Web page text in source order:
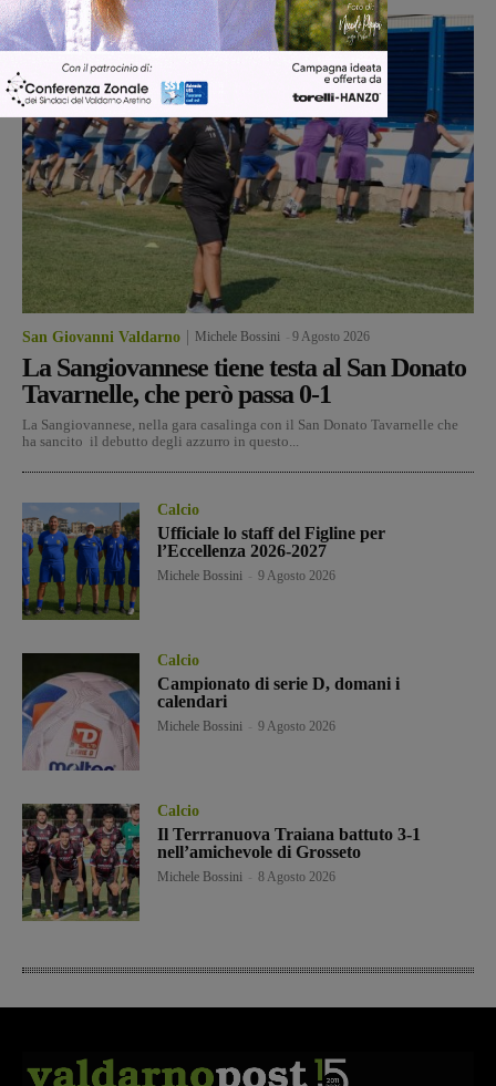
San Giovanni Valdarno Michele Bossini 9 Agosto 2026
La Sangiovannese tiene testa al San Donato
Tavarnelle, che però passa 0-1
La Sangiovannese, nella gara casalinga con il San Donato Tavarnelle che
ha sancito il debutto degli azzurro in questo...
Calcio
Ufficiale lo staff del Figline per
l’Eccellenza 2026-2027
Michele Bossini 9 Agosto 2026
Calcio
Campionato di serie D, domani i
calendari
Michele Bossini 9 Agosto 2026
Calcio
Il Terrranuova Traiana battuto 3-1
nell’amichevole di Grosseto
Michele Bossini 8 Agosto 2026